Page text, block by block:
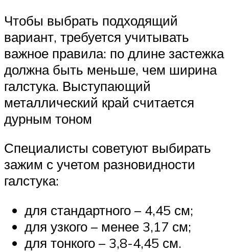
Чтобы выбрать подходящий
вариант, требуется учитывать
важное правила: по длине застежка
должна быть меньше, чем ширина
галстука. Выступающий
металлический край считается
дурным тоном
Специалисты советуют выбирать
зажим с учетом разновидности
галстука:
для стандартного – 4,45 см;
для узкого – менее 3,17 см;
для тонкого – 3,8-4,45 см.